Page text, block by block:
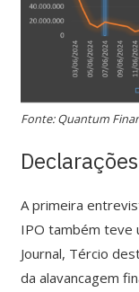
Fonte: Quantum
A primeira
IPO também teve
Journal, Tércio
da alavancagem